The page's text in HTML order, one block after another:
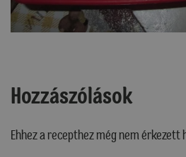
Hozzászólások
Ehhez a recepthez még nem érkezett